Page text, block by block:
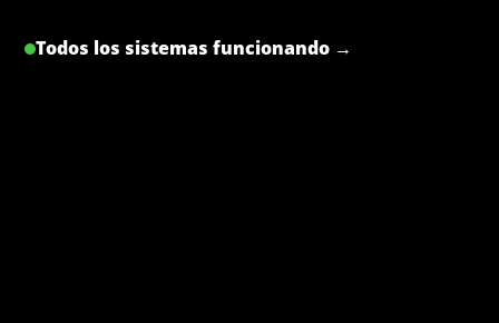
Todos los sistemas funcionando →